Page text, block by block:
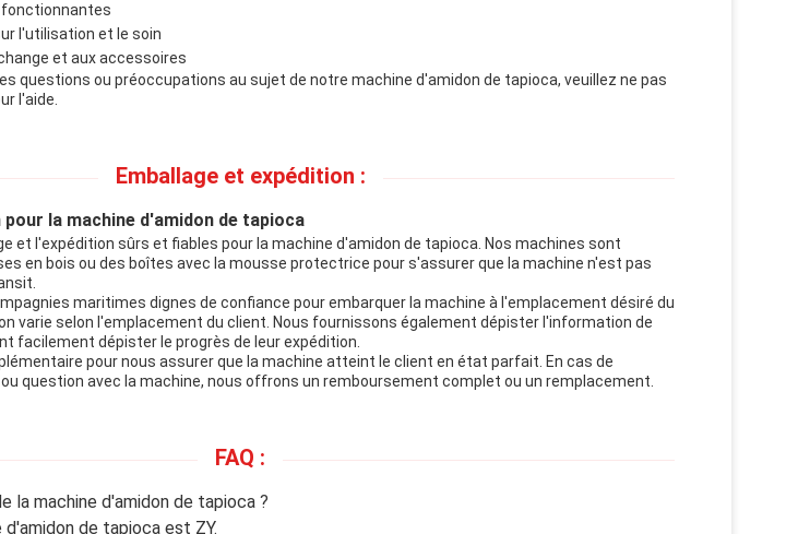
l'utilisation et le soin
et aux accessoires
questions ou préoccupations au sujet de notre machine d'amidon de tapioca, veuillez ne pas
l'aide.
Emballage et expédition :
la machine d'amidon de tapioca
et l'expédition sûrs et fiables pour la machine d'amidon de tapioca. Nos machines sont
en bois ou des boîtes avec la mousse protectrice pour s'assurer que la machine n'est pas
maritimes dignes de confiance pour embarquer la machine à l'emplacement désiré du
varie selon l'emplacement du client. Nous fournissons également dépister l'information de
facilement dépister le progrès de leur expédition.
pour nous assurer que la machine atteint le client en état parfait. En cas de
question avec la machine, nous offrons un remboursement complet ou un remplacement.
FAQ :
la machine d'amidon de tapioca ?
d'amidon de tapioca est ZY.